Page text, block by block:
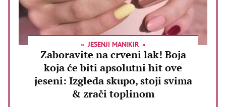
JESENJI MANIKIR
Zaboravite na crveni lak! Boja
koja će biti apsolutni hit ove
jeseni: Izgleda skupo, stoji svima
& zrači toplinom